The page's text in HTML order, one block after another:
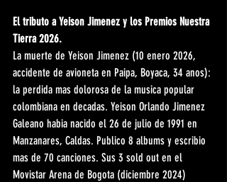
El tributo a Yeison Jimenez y los Premios Nuestra
Tierra 2026.
La muerte de Yeison Jimenez (10 enero 2026,
accidente de avioneta en Paipa, Boyaca, 34 anos):
la perdida mas dolorosa de la musica popular
colombiana en decadas. Yeison Orlando Jimenez
Galeano habia nacido el 26 de julio de 1991 en
Manzanares, Caldas. Publico 8 albums y escribio
mas de 70 canciones. Sus 3 sold out en el
Movistar Arena de Bogota (diciembre 2024)